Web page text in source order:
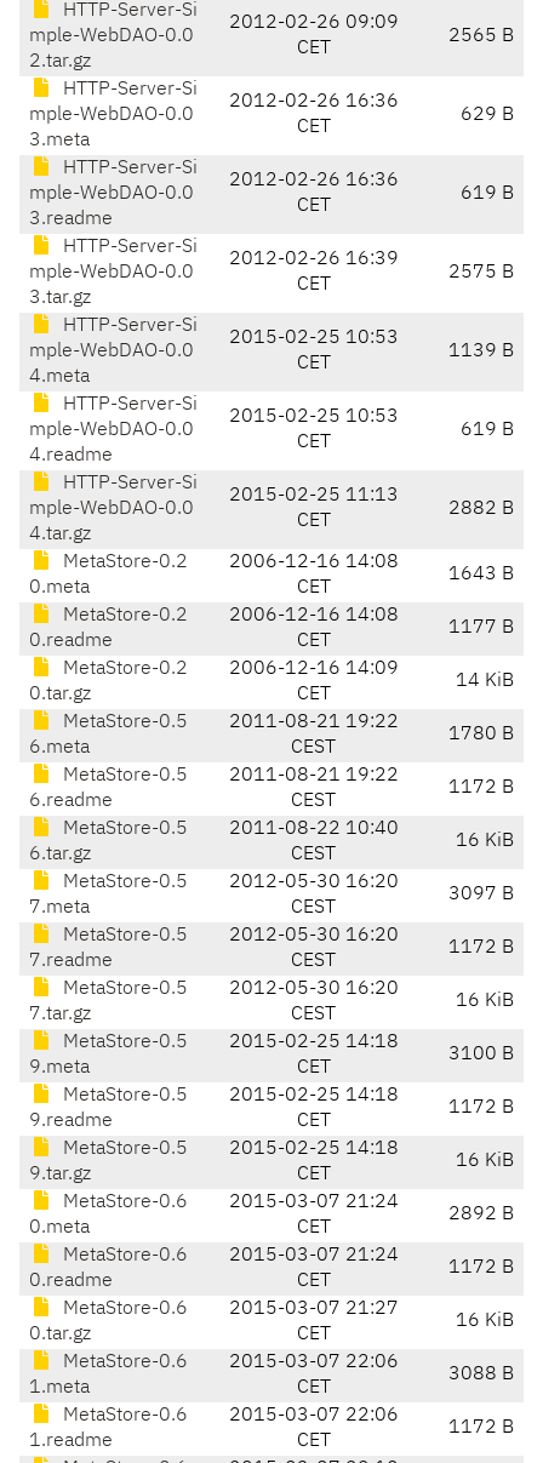
HTTP-Server-Si
mple-WebDAO-0.0
2.tar.gz
2012-02-26 09:09
CET
2565 B
HTTP-Server-Si
mple-WebDAO-0.0
3.meta
2012-02-26 16:36
CET
629 B
HTTP-Server-Si
mple-WebDAO-0.0
3.readme
2012-02-26 16:36
CET
619 B
HTTP-Server-Si
mple-WebDAO-0.0
3.tar.gz
2012-02-26 16:39
CET
2575 B
HTTP-Server-Si
mple-WebDAO-0.0
4.meta
2015-02-25 10:53
CET
1139 B
HTTP-Server-Si
mple-WebDAO-0.0
4.readme
2015-02-25 10:53
CET
619 B
HTTP-Server-Si
mple-WebDAO-0.0
4.tar.gz
2015-02-25 11:13
CET
2882 B
MetaStore-0.2
0.meta
2006-12-16 14:08
CET
1643 B
MetaStore-0.2
0.readme
2006-12-16 14:08
CET
1177 B
MetaStore-0.2
0.tar.gz
2006-12-16 14:09
CET
14 KiB
MetaStore-0.5
6.meta
2011-08-21 19:22
CEST
1780 B
MetaStore-0.5
6.readme
2011-08-21 19:22
CEST
1172 B
MetaStore-0.5
6.tar.gz
2011-08-22 10:40
CEST
16 KiB
MetaStore-0.5
7.meta
2012-05-30 16:20
CEST
3097 B
MetaStore-0.5
7.readme
2012-05-30 16:20
CEST
1172 B
MetaStore-0.5
7.tar.gz
2012-05-30 16:20
CEST
16 KiB
MetaStore-0.5
9.meta
2015-02-25 14:18
CET
3100 B
MetaStore-0.5
9.readme
2015-02-25 14:18
CET
1172 B
MetaStore-0.5
9.tar.gz
2015-02-25 14:18
CET
16 KiB
MetaStore-0.6
0.meta
2015-03-07 21:24
CET
2892 B
MetaStore-0.6
0.readme
2015-03-07 21:24
CET
1172 B
MetaStore-0.6
0.tar.gz
2015-03-07 21:27
CET
16 KiB
MetaStore-0.6
1.meta
2015-03-07 22:06
CET
3088 B
MetaStore-0.6
1.readme
2015-03-07 22:06
CET
1172 B